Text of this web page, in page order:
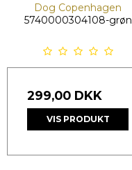
Dog Copenhagen
5740000304108-grøn
299,00 DKK
VIS PRODUKT